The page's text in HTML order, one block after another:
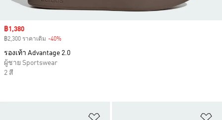
Sale price
฿1,380
฿2,300 ราคาเดิม -40%
รองเท้า Advantage 2.0
ผู้ชาย Sportswear
2 สี